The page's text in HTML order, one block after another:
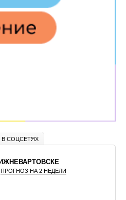
СОЦСЕТЯХ
ПРОГНОЗ НА 2 НЕДЕЛИ